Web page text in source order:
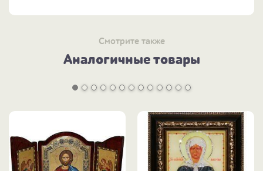
Смотрите также
Аналогичные товары